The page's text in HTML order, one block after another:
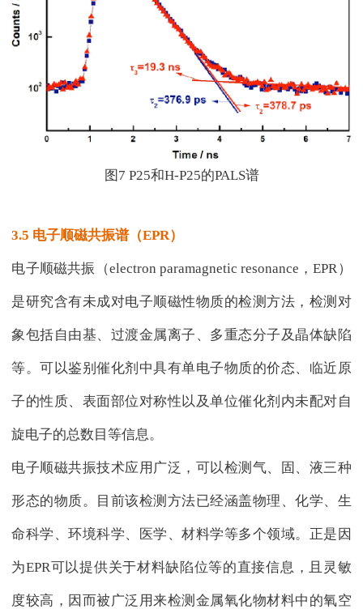
图7 P25和H-P25的PALS谱
3.5 电子顺磁共振谱（EPR）
电子顺磁共振（electron paramagnetic resonance，EPR）
是研究含有未成对电子顺磁性物质的检测方法，检测对
象包括自由基、过渡金属离子、多重态分子及晶体缺陷
等。可以鉴别催化剂中具有单电子物质的价态、临近原
子的性质、表面部位对称性以及单位催化剂内未配对自
旋电子的总数目等信息。
电子顺磁共振技术应用广泛，可以检测气、固、液三种
形态的物质。目前该检测方法已经涵盖物理、化学、生
命科学、环境科学、医学、材料学等多个领域。正是因
为EPR可以提供关于材料缺陷位等的直接信息，且灵敏
度较高，因而被广泛用来检测金属氧化物材料中的氧空